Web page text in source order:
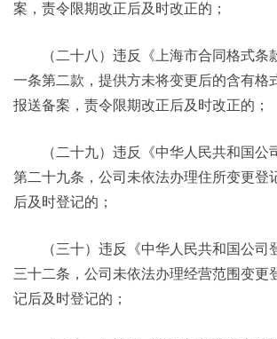
案，责令限期改正后及时改正的；
（二十八）违反《上海市合同格式条
一条第二款，提供方未将变更后的含有格
报送备案，责令限期改正后及时改正的；
（二十九）违反《中华人民共和国公司
第二十九条，公司未依法办理住所变更登
后及时登记的；
（三十）违反《中华人民共和国公司
三十二条，公司未依法办理经营范围变更
记后及时登记的；